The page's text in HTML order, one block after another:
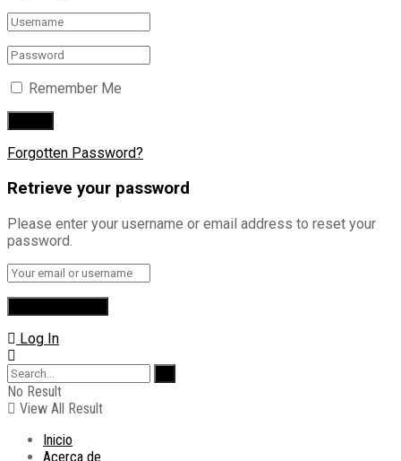
Remember Me
Forgotten Password?
Retrieve your password
Please enter your username or email address to reset your
password.
Log In
No Result
View All Result
Inicio
Acerca de